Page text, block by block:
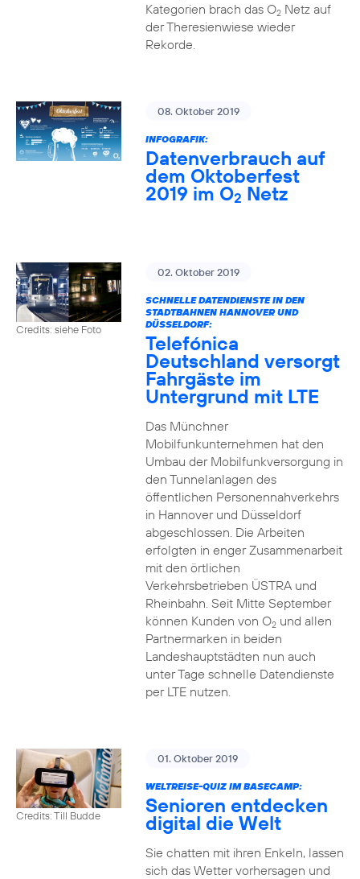
Kategorien brach das O2Netz auf
der Theresienwiese wieder
Rekorde.
08. Oktober 2019
INFOGRAFIK:
Datenverbrauch auf
dem Oktoberfest
2019 im O2 Netz
Credits: siehe Foto
02. Oktober 2019
SCHNELLE DATENDIENSTE IN DEN
STADTBAHNEN HANNOVER UND
DÜSSELDORF:
Telefónica
Deutschland versorgt
Fahrgäste im
Untergrund mit LTE
Das Münchner
Mobilfunkunternehmen hat den
Umbau der Mobilfunkversorgung in
den Tunnelanlagen des
öffentlichen Personennahverkehrs
in Hannover und Düsseldorf
abgeschlossen. Die Arbeiten
erfolgten in enger Zusammenarbeit
mit den örtlichen
Verkehrsbetrieben ÜSTRA und
Rheinbahn. Seit Mitte September
können Kunden von O2und allen
Partnermarken in beiden
Landeshauptstädten nun auch
unter Tage schnelle Datendienste
per LTE nutzen.
Credits: Till Budde
01. Oktober 2019
WELTREISE-QUIZ IM BASECAMP:
Senioren entdecken
digital die Welt
Sie chatten mit ihren Enkeln, lassen
sich das Wetter vorhersagen und